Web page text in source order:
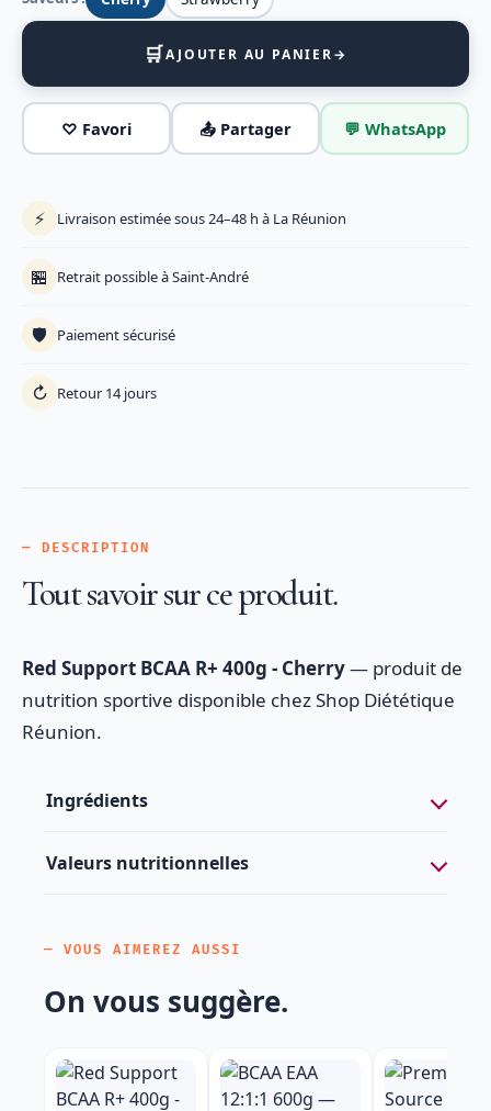
🛒AJOUTER AU PANIER→
♡ Favori 📤 Partager 💬 WhatsApp
⚡ Livraison estimée sous 24–48 h à La Réunion
🏪 Retrait possible à Saint-André
🛡️ Paiement sécurisé
↻ Retour 14 jours
— DESCRIPTION
Tout savoir sur ce produit.
Red Support BCAA R+ 400g - Cherry— produit de
nutrition sportive disponible chez Shop Diététique
Réunion.
Ingrédients
Valeurs nutritionnelles
— VOUS AIMEREZ AUSSI
On vous suggère.